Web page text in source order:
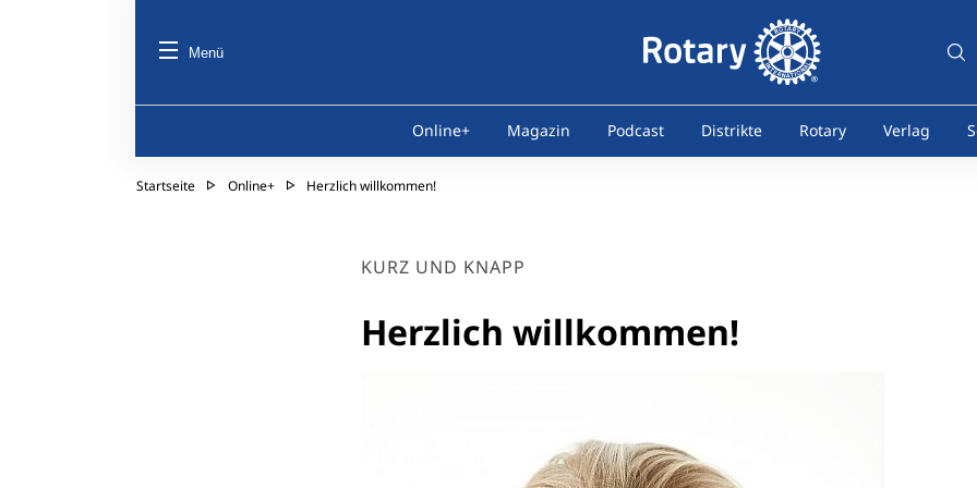
Menü
Online+ Magazin Podcast Distrikte Rotary Verlag
Startseite Online+ Herzlich willkommen!
KURZ UND KNAPP
Herzlich willkommen!